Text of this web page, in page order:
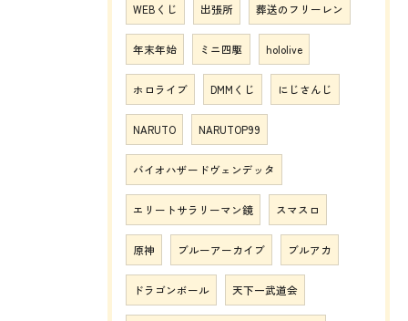
WEBくじ 出張所 葬送のフリーレン
年末年始 ミニ四駆 hololive
ホロライブ DMMくじ にじさんじ
NARUTO NARUTOP99
バイオハザードヴェンデッタ
エリートサラリーマン鏡 スマスロ
原神 ブルーアーカイブ ブルアカ
ドラゴンボール 天下一武道会